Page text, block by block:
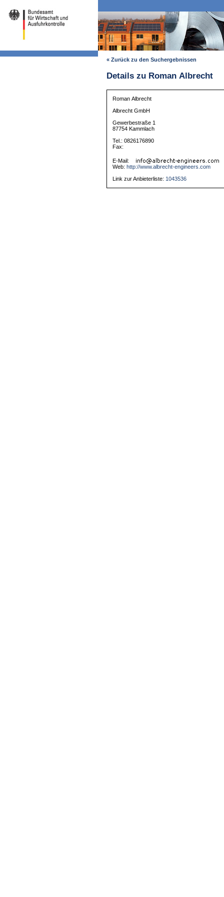
« Zurück zu den Suchergebnissen
Details zu Roman Albrecht
Roman Albrecht
Albrecht GmbH
Gewerbestraße 1
87754 Kammlach
Tel.: 0826176890
Fax:
E-Mail:
Web: http://www.albrecht-engineers.com
Link zur Anbieterliste:1043536